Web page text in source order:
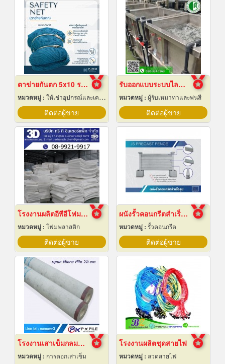
ตาข่ายกันตก 5x10 ราคาถูก
หมวดหมู่ : ให้เช่าอุปกรณ์และเครื่องใช้สำหรับผู้รับเหมาก่อสร้าง
ติดต่อผู้ขาย
รับออกแบบระบบไลน์ชุบชิ้นงานอุตสาหกรรม
หมวดหมู่ : ผู้รับเหมาทาและพ่นสี
ติดต่อผู้ขาย
โรงงานผลิตอีพีอีโฟมชลบุรี
หมวดหมู่ : โฟมพลาสติก
ติดต่อผู้ขาย
ผนังรั้วคอนกรีตสำเร็จรูป
หมวดหมู่ : รั้วคอนกรีต
ติดต่อผู้ขาย
โรงงานเสาเข็มกลมสปัน 25 ซม
หมวดหมู่ : การตอกเสาเข็ม
โรงงานผลิตชุดสายไฟ
หมวดหมู่ : ลวดสายไฟ